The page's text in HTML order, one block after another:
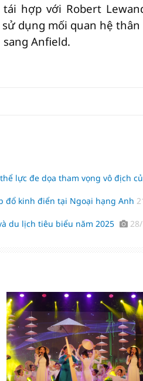
hợp với Robert
dụng mối quan hệ
Anfield.
lực đe dọa tham vọng vô địch
đổ kinh điển tại Ngoại hạng Anh
du lịch tiêu biểu năm 2025